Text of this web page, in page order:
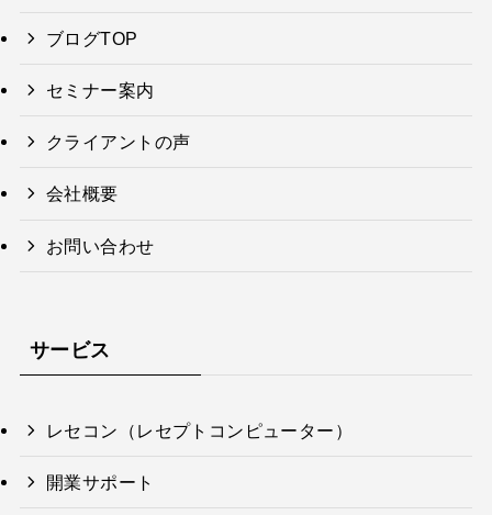
ブログTOP
セミナー案内
クライアントの声
会社概要
お問い合わせ
サービス
レセコン（レセプトコンピューター）
開業サポート